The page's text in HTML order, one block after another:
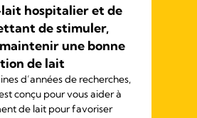
hospitalier et de
de stimuler,
une bonne
de lait
d’années de recherches,
conçu pour vous aider à
de lait pour favoriser